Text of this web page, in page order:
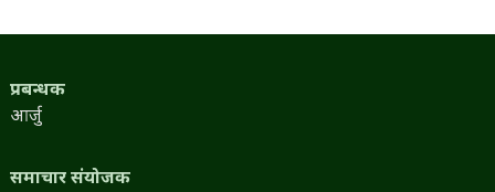
प्रबन्धक
आर्जु
समाचार संयोजक